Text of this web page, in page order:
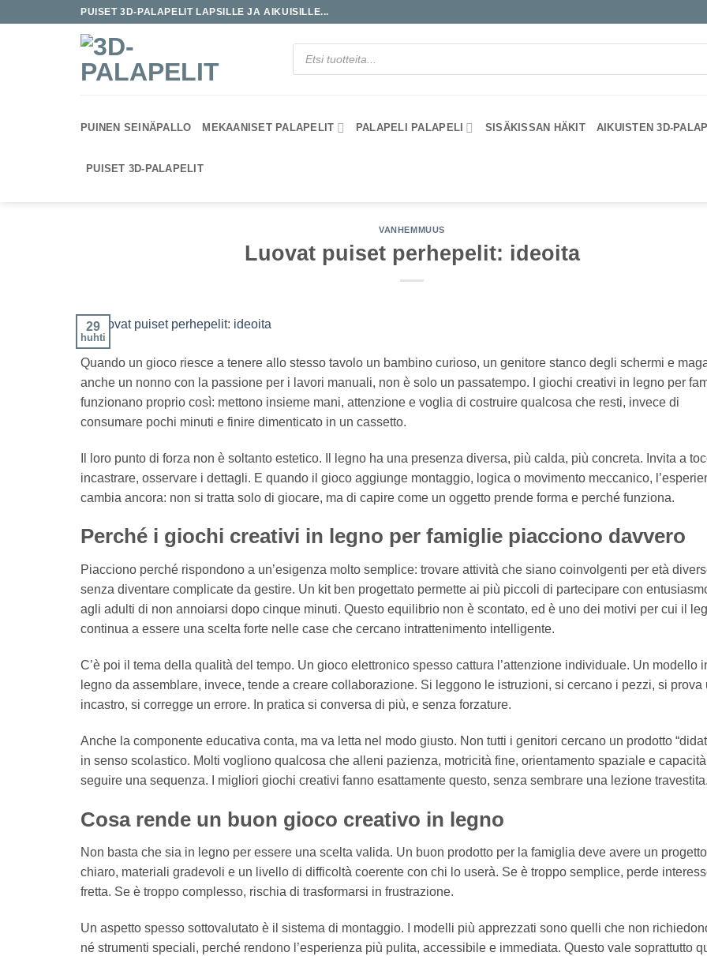
PUISET 3D-PALAPELIT LAPSILLE JA AIKUISILLE...
Products
search
PUINEN SEINÄPALLO MEKAANISET PALAPELIT PALAPELI PALAPELI SISÄKISSAN HÄKIT AIKUISTEN 3D-
PUISET 3D-PALAPELIT
VANHEMMUUS
Luovat puiset perhepelit: ideoita
29
huhti
Quando un gioco riesce a tenere allo stesso tavolo un bambino curioso, un genitore stanco degli schermi e
anche un nonno con la passione per i lavori manuali, non è solo un passatempo. I giochi creativi in legno per
funzionano proprio così: mettono insieme mani, attenzione e voglia di costruire qualcosa che resti, invece di
consumare pochi minuti e finire dimenticato in un cassetto.
Il loro punto di forza non è soltanto estetico. Il legno ha una presenza diversa, più calda, più concreta. Invita a
incastrare, osservare i dettagli. E quando il gioco aggiunge montaggio, logica o movimento meccanico,
cambia ancora: non si tratta solo di giocare, ma di capire come un oggetto prende forma e perché funziona.
Perché i giochi creativi in legno per famiglie piacciono davvero
Piacciono perché rispondono a un’esigenza molto semplice: trovare attività che siano coinvolgenti per età
senza diventare complicate da gestire. Un kit ben progettato permette ai più piccoli di partecipare con
agli adulti di non annoiarsi dopo cinque minuti. Questo equilibrio non è scontato, ed è uno dei motivi per cui il
continua a essere una scelta forte nelle case che cercano intrattenimento intelligente.
C’è poi il tema della qualità del tempo. Un gioco elettronico spesso cattura l’attenzione individuale. Un modello
legno da assemblare, invece, tende a creare collaborazione. Si leggono le istruzioni, si cercano i pezzi, si prova
incastro, si corregge un errore. In pratica si conversa di più, e senza forzature.
Anche la componente educativa conta, ma va letta nel modo giusto. Non tutti i genitori cercano un prodotto
in senso scolastico. Molti vogliono qualcosa che alleni pazienza, motricità fine, orientamento spaziale e
seguire una sequenza. I migliori giochi creativi fanno esattamente questo, senza sembrare una lezione travestita.
Cosa rende un buon gioco creativo in legno
Non basta che sia in legno per essere una scelta valida. Un buon prodotto per la famiglia deve avere un progetto
chiaro, materiali gradevoli e un livello di difficoltà coerente con chi lo userà. Se è troppo semplice, perde
fretta. Se è troppo complesso, rischia di trasformarsi in frustrazione.
Un aspetto spesso sottovalutato è il sistema di montaggio. I modelli più apprezzati sono quelli che non
né strumenti speciali, perché rendono l’esperienza più pulita, accessibile e immediata. Questo vale soprattutto